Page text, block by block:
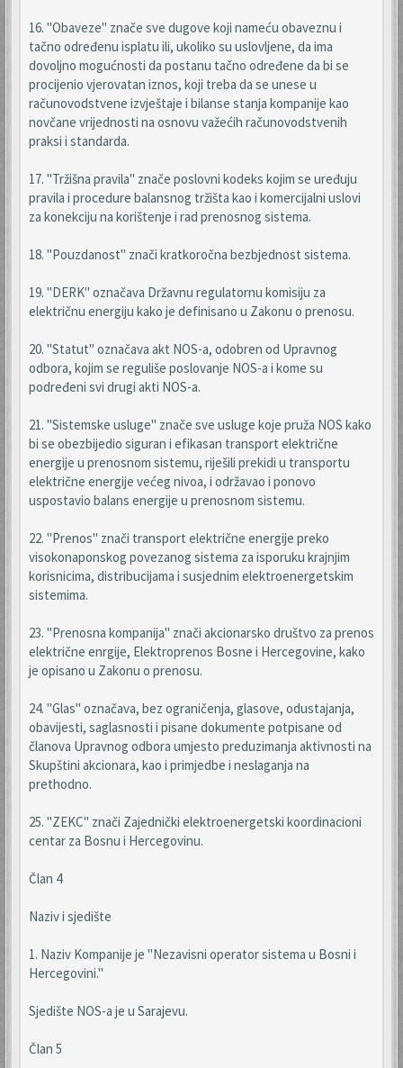
16. "Obaveze" znače sve dugove koji nameću obaveznu i
tačno određenu isplatu ili, ukoliko su uslovljene, da ima
dovoljno mogućnosti da postanu tačno određene da bi se
procijenio vjerovatan iznos, koji treba da se unese u
računovodstvene izvještaje i bilanse stanja kompanije kao
novčane vrijednosti na osnovu važećih računovodstvenih
praksi i standarda.
17. "Tržišna pravila" znače poslovni kodeks kojim se uređuju
pravila i procedure balansnog tržišta kao i komercijalni uslovi
za konekciju na korištenje i rad prenosnog sistema.
18. "Pouzdanost" znači kratkoročna bezbjednost sistema.
19. "DERK" označava Državnu regulatornu komisiju za
električnu energiju kako je definisano u Zakonu o prenosu.
20. "Statut" označava akt NOS-a, odobren od Upravnog
odbora, kojim se reguliše poslovanje NOS-a i kome su
podređeni svi drugi akti NOS-a.
21. "Sistemske usluge" znače sve usluge koje pruža NOS kako
bi se obezbijedio siguran i efikasan transport električne
energije u prenosnom sistemu, riješili prekidi u transportu
električne energije većeg nivoa, i održavao i ponovo
uspostavio balans energije u prenosnom sistemu.
22. "Prenos" znači transport električne energije preko
visokonaponskog povezanog sistema za isporuku krajnjim
korisnicima, distribucijama i susjednim elektroenergetskim
sistemima.
23. "Prenosna kompanija" znači akcionarsko društvo za prenos
električne enrgije, Elektroprenos Bosne i Hercegovine, kako
je opisano u Zakonu o prenosu.
24. "Glas" označava, bez ograničenja, glasove, odustajanja,
obavijesti, saglasnosti i pisane dokumente potpisane od
članova Upravnog odbora umjesto preduzimanja aktivnosti na
Skupštini akcionara, kao i primjedbe i neslaganja na
prethodno.
25. "ZEKC" znači Zajednički elektroenergetski koordinacioni
centar za Bosnu i Hercegovinu.
Član 4
Naziv i sjedište
1. Naziv Kompanije je "Nezavisni operator sistema u Bosni i
Hercegovini."
Sjedište NOS-a je u Sarajevu.
Član 5